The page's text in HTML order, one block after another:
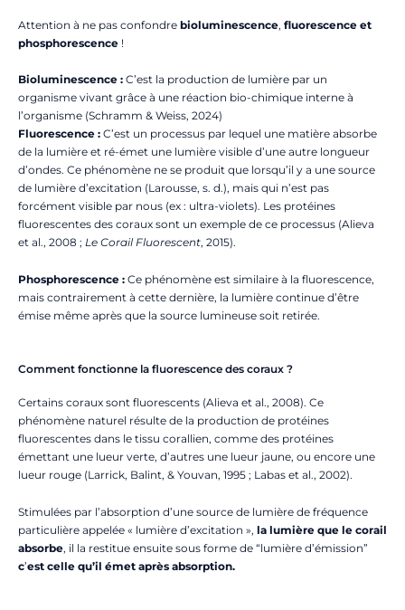
Attention à ne pas confondre bioluminescence, fluorescence et
phosphorescence !
Bioluminescence : C’est la production de lumière par un
organisme vivant grâce à une réaction bio-chimique interne à
l’organisme (Schramm & Weiss, 2024)
Fluorescence : C’est un processus par lequel une matière absorbe
de la lumière et ré-émet une lumière visible d’une autre longueur
d’ondes. Ce phénomène ne se produit que lorsqu’il y a une source
de lumière d’excitation (Larousse, s. d.), mais qui n’est pas
forcément visible par nous (ex : ultra-violets). Les protéines
fluorescentes des coraux sont un exemple de ce processus (Alieva
et al., 2008 ; Le Corail Fluorescent, 2015).
Phosphorescence : Ce phénomène est similaire à la fluorescence,
mais contrairement à cette dernière, la lumière continue d’être
émise même après que la source lumineuse soit retirée.
Comment fonctionne la fluorescence des coraux ?
Certains coraux sont fluorescents (Alieva et al., 2008). Ce
phénomène naturel résulte de la production de protéines
fluorescentes dans le tissu corallien, comme des protéines
émettant une lueur verte, d’autres une lueur jaune, ou encore une
lueur rouge (Larrick, Balint, & Youvan, 1995 ; Labas et al., 2002).
Stimulées par l’absorption d’une source de lumière de fréquence
particulière appelée « lumière d’excitation », la lumière que le corail
absorbe, il la restitue ensuite sous forme de “lumière d’émission”
c’est celle qu’il émet après absorption.